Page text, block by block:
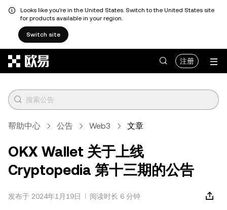
Looks like you're in the United States. Switch to the United States site
for products available in your region.
Switch site
注册
帮助中心 公告 Web3 文章
OKX Wallet 关于上线
Cryptopedia 第十三期的公告
发布于 2024年1月19日 阅读时长 6 分钟